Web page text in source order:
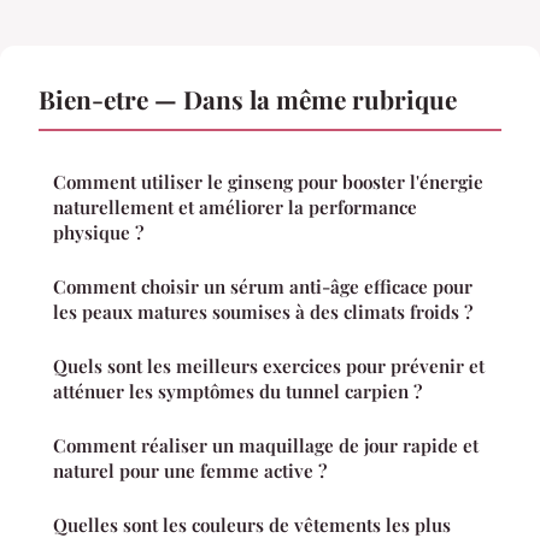
Bien-etre — Dans la même rubrique
Comment utiliser le ginseng pour booster l'énergie
naturellement et améliorer la performance
physique ?
Comment choisir un sérum anti-âge efficace pour
les peaux matures soumises à des climats froids ?
Quels sont les meilleurs exercices pour prévenir et
atténuer les symptômes du tunnel carpien ?
Comment réaliser un maquillage de jour rapide et
naturel pour une femme active ?
Quelles sont les couleurs de vêtements les plus